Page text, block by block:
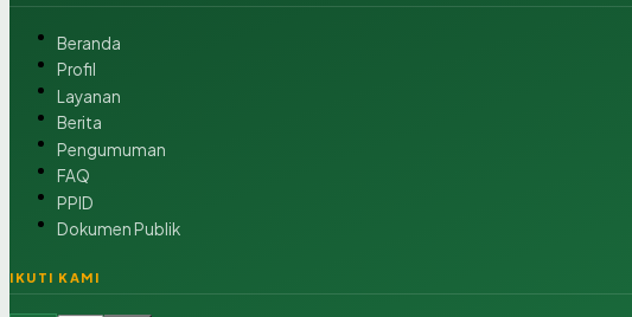
Beranda
Profil
Layanan
Berita
Pengumuman
FAQ
PPID
Dokumen Publik
IKUTI KAMI